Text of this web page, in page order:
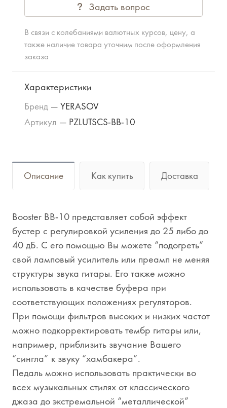
Задать вопрос
В связи с колебаниями валютных курсов, цену, а
также наличие товара уточним после оформления
заказа
Характеристики
Бренд — YERASOV
Артикул — PZLUTSCS-BB-10
Описание Как купить Доставка
Booster BB-10 представляет собой эффект
бустер с регулировкой усиления до 25 либо до
40 дБ. С его помощью Вы можете “подогреть”
свой ламповый усилитель или преамп не меняя
структуры звука гитары. Его также можно
использовать в качестве буфера при
соответствующих положениях регуляторов.
При помощи фильтров высоких и низких частот
можно подкорректировать тембр гитары или,
например, приблизить звучание Вашего
“сингла” к звуку “хамбакера”.
Педаль можно использовать практически во
всех музыкальных стилях от классического
джаза до экстремальной “металлической”